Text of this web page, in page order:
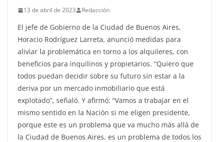
13 de abril de 2023 Redacción
El jefe de Gobierno de la Ciudad de Buenos Aires,
Horacio Rodríguez Larreta, anunció medidas para
aliviar la problemática en torno a los alquileres, con
beneficios para inquilinos y propietarios. “Quiero que
todos puedan decidir sobre su futuro sin estar a la
deriva por un mercado inmobiliario que está
explotado”, señaló. Y afirmó: “Vamos a trabajar en el
mismo sentido en la Nación si me eligen presidente,
porque este es un problema que va mucho más allá de
la Ciudad de Buenos Aires, es un problema de todos los